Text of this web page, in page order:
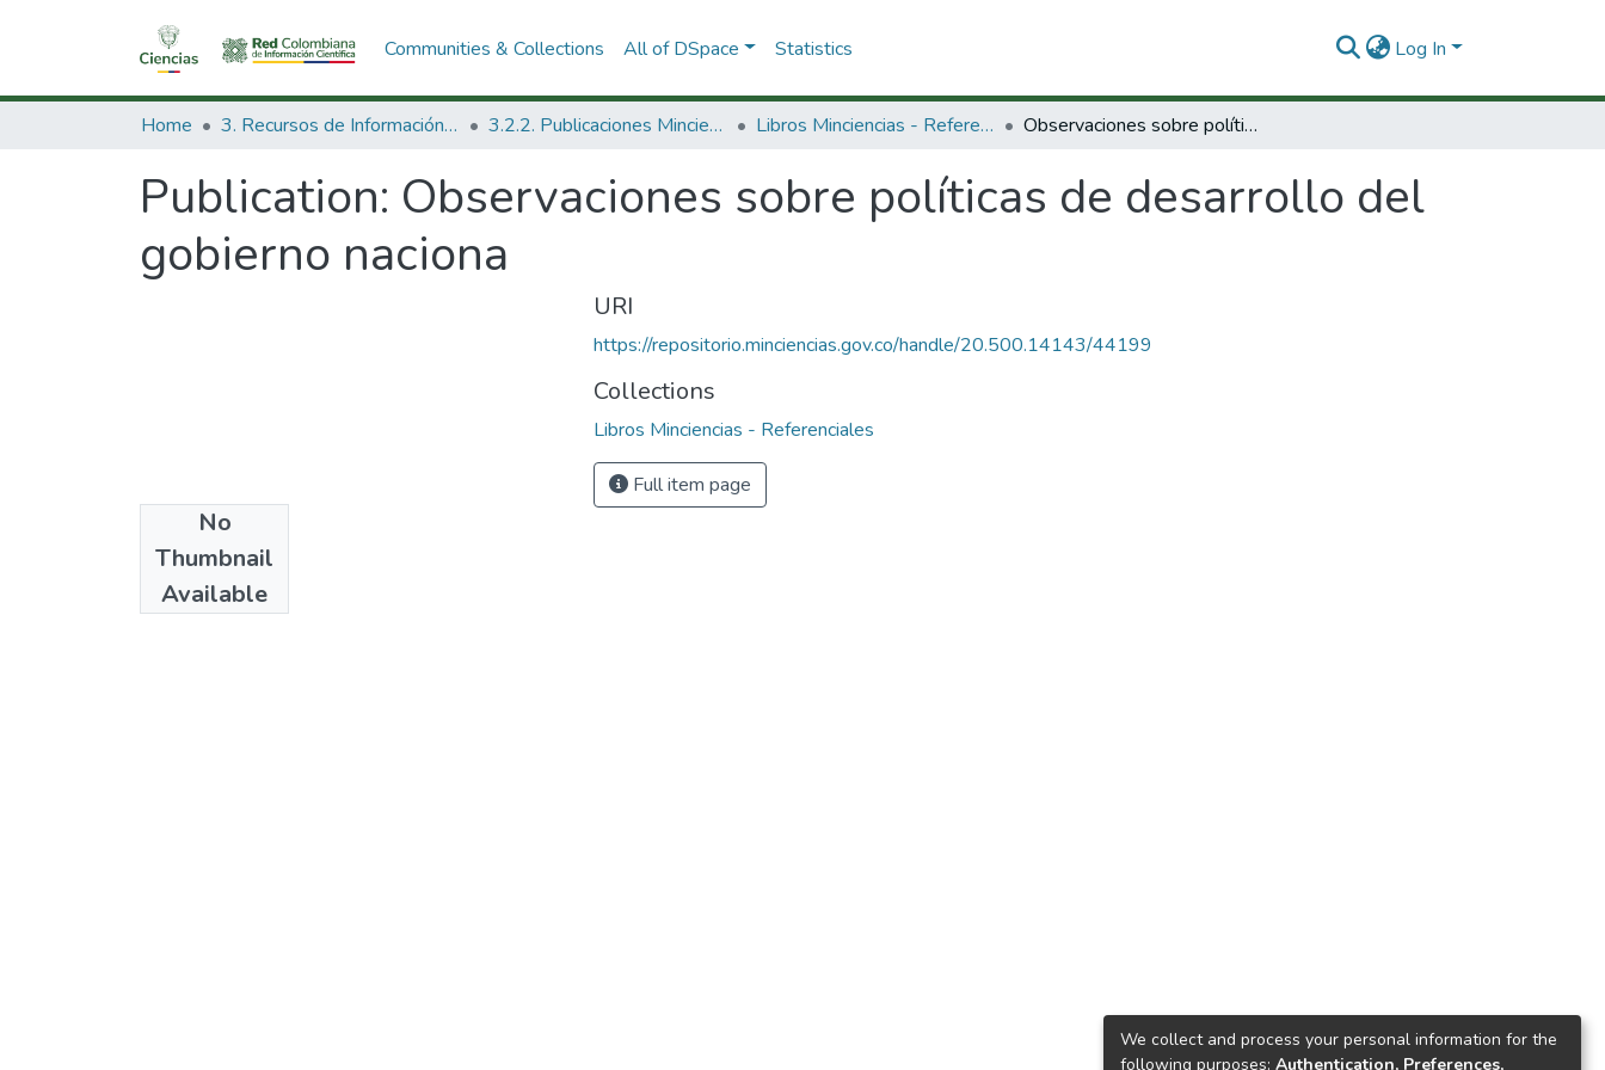
Communities & Collections All of DSpace Statistics Log In
Home 3. Recursos de Información Científica y Tecnológica 3.2.2. Publicaciones Minciencias Libros Minciencias - Referenciales Observaciones sobre políticas de desarrollo del gobierno naciona
Publication: Observaciones sobre políticas de desarrollo del
gobierno naciona
No
Thumbnail
Available
Publisher
Colciencias
URI
https://repositorio.minciencias.gov.co/handle/20.500.14143/44199
Collections
Libros Minciencias - Referenciales
Full item page
We collect and process your personal information for the
following purposes: Authentication, Preferences,